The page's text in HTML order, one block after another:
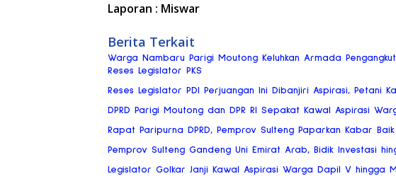
Laporan : Miswar
Berita Terkait
Warga Nambaru Parigi Moutong Keluhkan Armada
Reses Legislator PKS
Reses Legislator PDI Perjuangan Ini Dibanjiri Aspirasi, Petani
DPRD Parigi Moutong dan DPR RI Sepakat Kawal Aspirasi
Rapat Paripurna DPRD, Pemprov Sulteng Paparkan Kabar
Pemprov Sulteng Gandeng Uni Emirat Arab, Bidik Investasi
Legislator Golkar Janji Kawal Aspirasi Warga Dapil V hingga